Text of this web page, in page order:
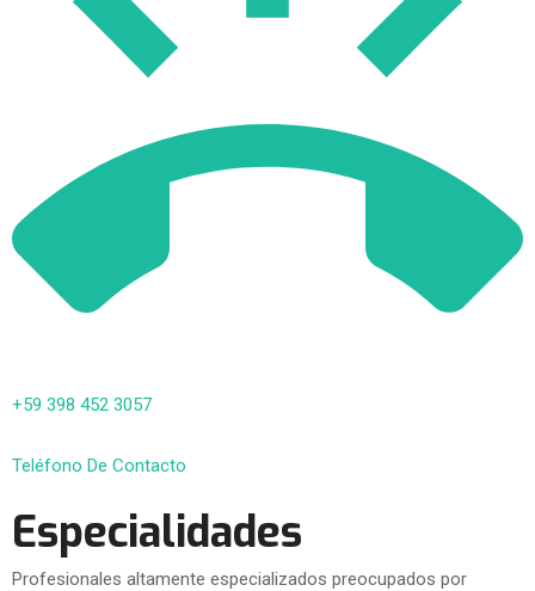
+59 398 452 3057
Teléfono De Contacto
Especialidades
Profesionales altamente especializados preocupados por